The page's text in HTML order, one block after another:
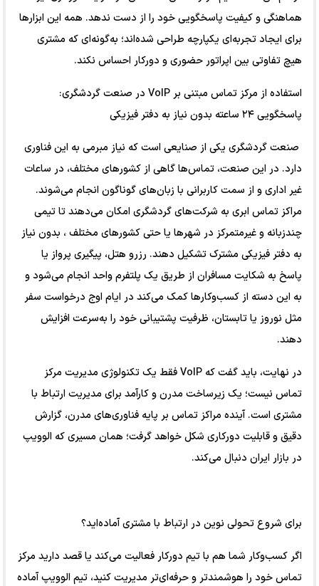
هماهنگی و کیفیت پاسخگویی خود را از دست ندهد. همه این ابزارها
برای ایجاد تجربه‌ای یکپارچه طراحی شده‌اند؛ به‌گونه‌ای که مشتری
هیچ تفاوتی بین اپراتور حضوری و دورکار احساس نکند.
استفاده از مرکز تماس مبتنی بر VoIP در صنعت گردشگری:
پاسخگویی ۲۴ ساعته بدون نیاز به دفتر فیزیکی
صنعت گردشگری یکی از صنایعی ا‌ست که نیاز مبرمی به این فناوری
دارد. در این صنعت، تماس‌ها گاهی از کشورهای مختلف، در ساعات
غیر اداری و از سمت کاربرانی با زبان‌های گوناگون انجام می‌شوند.
مراکز تماس ابری به شرکت‌های گردشگری امکان می‌دهند تا تیمی
چندزبانه و غیرمتمرکز در شهرها یا حتی کشورهای مختلف ، بدون نیاز
به دفتر فیزیکی مشترک تشکیل دهند. رزرو هتل، پیگیری پرواز یا
پاسخ به شکایت مسافران از طریق یک پلتفرم واحد انجام می‌شود و
به این دسته از کسب‌وکارها کمک می‌کند در ایام اوج درخواست سفر
مثل نوروز یا تابستان، ظرفیت پشتیبانی خود را به‌سرعت افزایش
دهند.
در نهایت، باید گفت که VoIP فقط یک تکنولوژی مدیریت مرکز
تماس نیست؛ یک زیرساخت مدرن و کارآمد برای مدیریت ارتباط با
مشتری است. آینده مراکز تماس بر پایه فناوری‌های مدرن، گزارش
دقیق و قابلیت دورکاری شکل خواهد گرفت؛ همان مسیری که الوویپ
در بازار ایران دنبال می‌کند.
برای شروع تحولی نوین در ارتباط با مشتری آماده‌اید؟
اگر کسب‌وکار شما هم با تیم دورکار فعالیت می‌کند یا قصد دارید مرکز
تماس خود را هوشمندتر و حرفه‌ای‌تر مدیریت کنید، تیم الوویپ آماده